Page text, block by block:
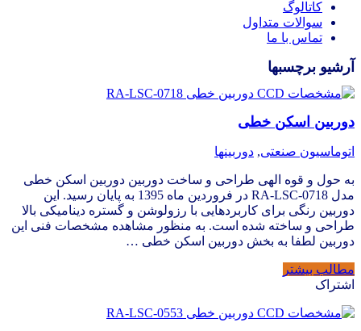
کاتالوگ
سوالات متداول
تماس با ما
آرشیو برچسبها
دوربین اسکن خطی
اتوماسیون صنعتی, دوربینها
به حول و قوه الهی طراحی و ساخت دوربین دوربین اسکن خطی
مدل RA-LSC-0718 در فروردین ماه 1395 به پایان رسید. این
دوربین رنگی برای کاربردهایی با رزولوشن و گستره دینامیکی بالا
طراحی و ساخته شده است. به منظور مشاهده مشخصات فنی این
دوربین لطفا به بخش دوربین اسکن خطی …
مطالب بیشتر
اشتراک